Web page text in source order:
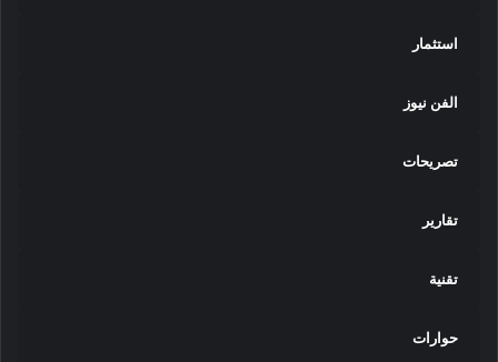
استثمار
الفن نيوز
تصريحات
تقارير
تقنية
حوارات